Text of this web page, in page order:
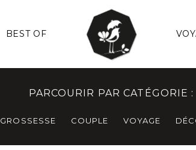
BEST OF
PARCOURIR PAR CATÉGORIE :
GROSSESSE COUPLE VOYAGE